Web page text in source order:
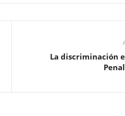
La discriminación